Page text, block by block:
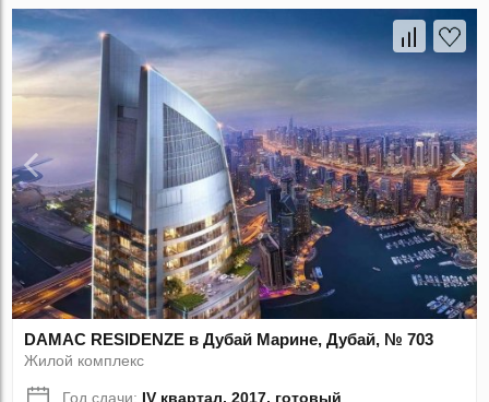
DAMAC RESIDENZE в Дубай Марине, Дубай, № 703
Жилой комплекс
Год сдачи: IV квартал, 2017, готовый